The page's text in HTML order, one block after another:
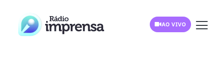
AO VIVO